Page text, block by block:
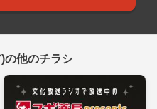
の他のチラシ